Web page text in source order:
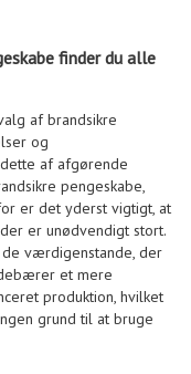
finder du alle
af brandsikre
og
af afgørende
pengeskabe,
er det yderst vigtigt, at
er unødvendigt stort.
værdigenstande, der
et mere
produktion, hvilket
grund til at bruge